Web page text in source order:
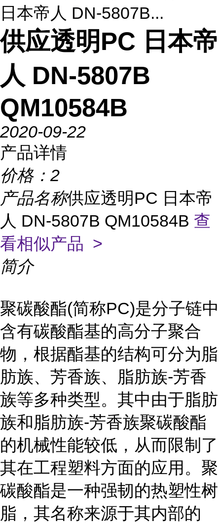
日本帝人 DN-5807B...
供应透明PC 日本帝
人 DN-5807B
QM10584B
2020-09-22
产品详情
价格： 2
产品名称供应透明PC 日本帝
人 DN-5807B QM10584B 查
看相似产品 >
简介
聚碳酸酯(简称PC)是分子链中
含有碳酸酯基的高分子聚合
物，根据酯基的结构可分为脂
肪族、芳香族、脂肪族-芳香
族等多种类型。其中由于脂肪
族和脂肪族-芳香族聚碳酸酯
的机械性能较低，从而限制了
其在工程塑料方面的应用。聚
碳酸酯是一种强韧的热塑性树
脂，其名称来源于其内部的